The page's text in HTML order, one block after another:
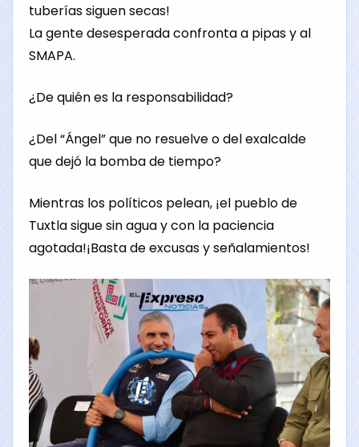
tuberías siguen secas!
La gente desesperada confronta a pipas y al
SMAPA.
¿De quién es la responsabilidad?
¿Del “Ángel” que no resuelve o del exalcalde
que dejó la bomba de tiempo?
Mientras los políticos pelean, ¡el pueblo de
Tuxtla sigue sin agua y con la paciencia
agotada!¡Basta de excusas y señalamientos!